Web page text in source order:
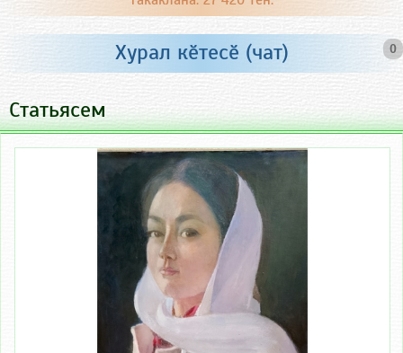
0
Хурал кӗтесӗ (чат)
Статьясем